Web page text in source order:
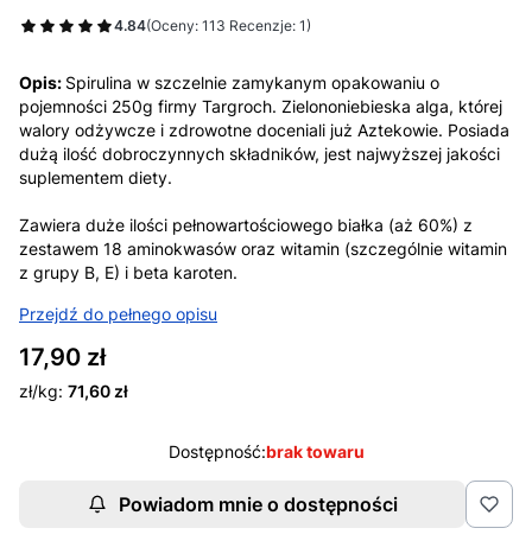
4.84(Oceny: 113 Recenzje: 1)
Opis: Spirulina w szczelnie zamykanym opakowaniu o
pojemności 250g firmy Targroch. Zielononiebieska alga, której
walory odżywcze i zdrowotne doceniali już Aztekowie. Posiada
dużą ilość dobroczynnych składników, jest najwyższej jakości
suplementem diety.
Zawiera duże ilości pełnowartościowego białka (aż 60%) z
zestawem 18 aminokwasów oraz witamin (szczególnie witamin
z grupy B, E) i beta karoten.
Przejdź do pełnego opisu
Cena
17,90 zł
zł/kg: 71,60 zł
Dostępność:brak towaru
Powiadom mnie o dostępności